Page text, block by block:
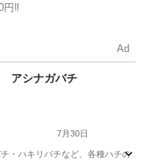
円‼️
Ad
アシナガバチ
7月30日
・ハキリバチなど、各種ハチの